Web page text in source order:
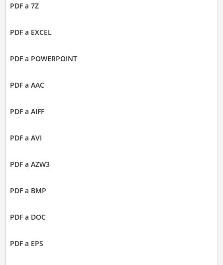
PDF a 7Z
PDF a EXCEL
PDF a POWERPOINT
PDF a AAC
PDF a AIFF
PDF a AVI
PDF a AZW3
PDF a BMP
PDF a DOC
PDF a EPS